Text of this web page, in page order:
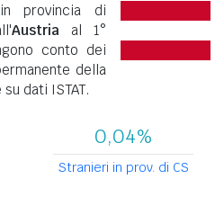
provincia di
Austria al 1°
conto dei
della
dati ISTAT.
0,04%
Stranieri in prov. di CS